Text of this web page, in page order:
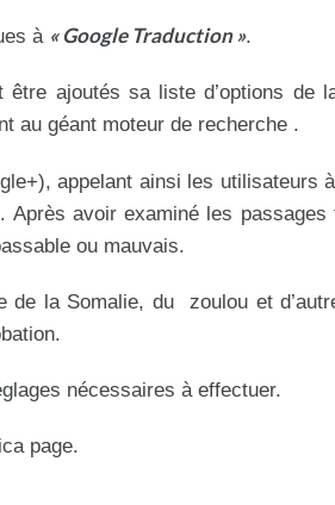
à « Google Traduction ».
ajoutés sa liste d’options de
au géant moteur de recherche .
appelant ainsi les utilisateurs
Après avoir examiné les passages
ou mauvais.
de la Somalie, du zoulou et
nécessaires à effectuer.
page.